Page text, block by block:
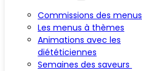
Commissions des menus
Les menus à thèmes
Animations avec les
diététiciennes
Semaines des saveurs